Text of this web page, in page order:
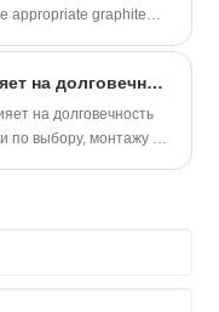
appropriate graphite
Шайба прокладки ПТФЭ как влияет на долговечность подшипников?
на долговечность
выбору, монтажу и